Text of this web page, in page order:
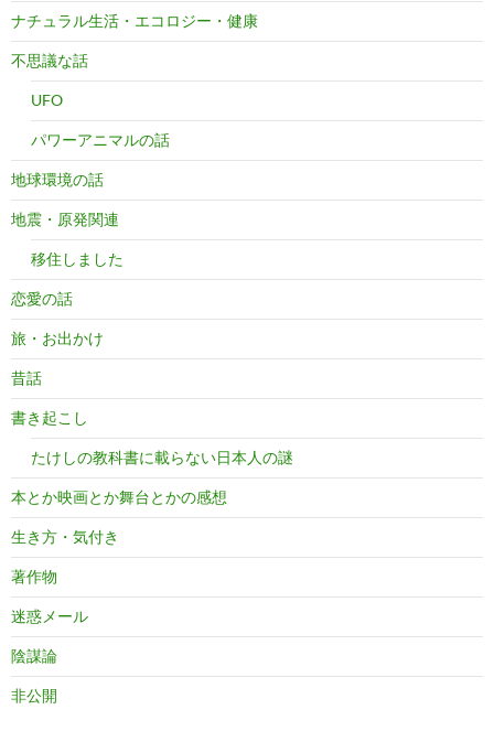
ナチュラル生活・エコロジー・健康
不思議な話
UFO
パワーアニマルの話
地球環境の話
地震・原発関連
移住しました
恋愛の話
旅・お出かけ
昔話
書き起こし
たけしの教科書に載らない日本人の謎
本とか映画とか舞台とかの感想
生き方・気付き
著作物
迷惑メール
陰謀論
非公開